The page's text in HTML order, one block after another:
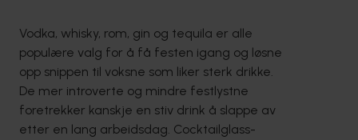
Vodka, whisky, rom, gin og tequila er alle
populære valg for å få festen igang og løsne
opp snippen til voksne som liker sterk drikke.
De mer introverte og mindre festlystne
foretrekker kanskje en stiv drink å slappe av
etter en lang arbeidsdag. Cocktailglass-